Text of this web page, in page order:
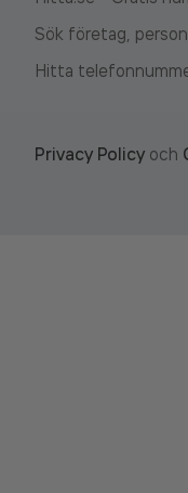
Sök företag,
Hitta
Privacy Policy och